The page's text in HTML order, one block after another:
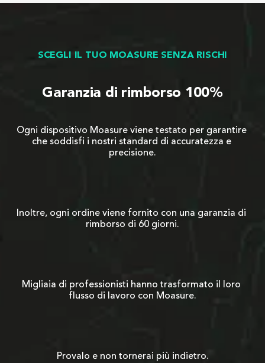
SCEGLI IL TUO MOASURE SENZA RISCHI
Garanzia di rimborso 100%
Ogni dispositivo Moasure viene testato per garantire
che soddisfi i nostri standard di accuratezza e
precisione.
Inoltre, ogni ordine viene fornito con una garanzia di
rimborso di 60 giorni.
Migliaia di professionisti hanno trasformato il loro
flusso di lavoro con Moasure.
Provalo e non tornerai più indietro.